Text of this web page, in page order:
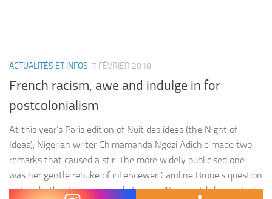
ACTUALITÉS ET INFOS 7 FÉVRIER 2018
French racism, awe and indulge in for
postcolonialism
At this year’s Paris edition of Nuit des idees (the Night of
Ideas), Nigerian writer Chimamanda Ngozi Adichie made two
remarks that caused a stir. The more widely publicised one
was her gentle rebuke of interviewer Caroline Broue’s question
as to whether there are bookstores in Nigeria. Adichie replied,